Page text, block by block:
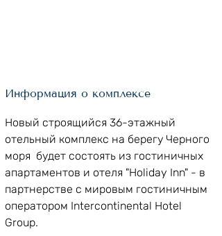
Информация о комплексе
Новый строящийся 36-этажный
отельный комплекс на берегу Черного
моря будет состоять из гостиничных
апартаментов и отеля "Holiday Inn" - в
партнерстве с мировым гостиничным
оператором Intercontinental Hotel
Group.